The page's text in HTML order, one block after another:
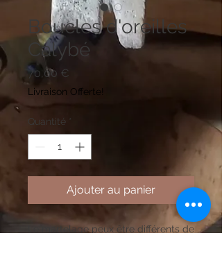
Boucles d'oreilles
Calybé
70,00 €
Livraison Offerte!
Quantité *
Ajouter au panier
Le martelage peux être différents de